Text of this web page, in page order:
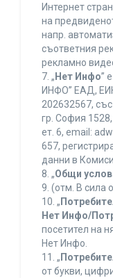
Интернет
на
напр.
съответния
рекламно
7. „ Нет Инфо”
ИНФО” ЕАД,
202632567,
гр. София
ет. 6, еmail:
657,
данни в
8. „Общи
9. (отм. В сила
10. „
Нет Инфо/
посетител на
Нет Инфо.
11. „
от букви,